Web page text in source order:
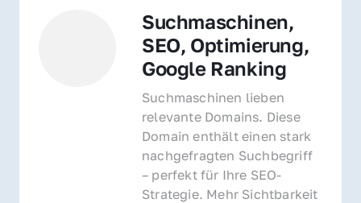
Suchmaschinen,
SEO, Optimierung,
Google Ranking
Suchmaschinen lieben
relevante Domains. Diese
Domain enthält einen stark
nachgefragten Suchbegriff
– perfekt für Ihre SEO-
Strategie. Mehr Sichtbarkeit